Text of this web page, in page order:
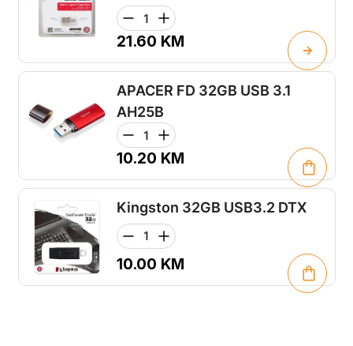
21.60 KM
APACER FD 32GB USB 3.1
AH25B
10.20 KM
Kingston 32GB USB3.2 DTX
10.00 KM